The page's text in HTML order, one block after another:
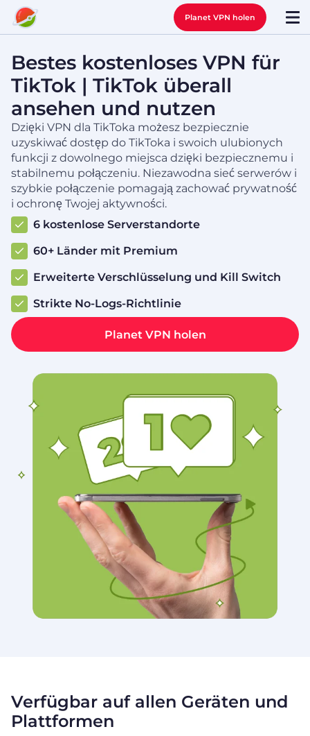
Planet VPN holen
Bestes kostenloses VPN für
TikTok | TikTok überall
ansehen und nutzen
Dzięki VPN dla TikToka możesz bezpiecznie
uzyskiwać dostęp do TikToka i swoich ulubionych
funkcji z dowolnego miejsca dzięki bezpiecznemu i
stabilnemu połączeniu. Niezawodna sieć serwerów i
szybkie połączenie pomagają zachować prywatność
i ochronę Twojej aktywności.
6 kostenlose Serverstandorte
60+ Länder mit Premium
Erweiterte Verschlüsselung und Kill Switch
Strikte No-Logs-Richtlinie
Planet VPN holen
Verfügbar auf allen Geräten und
Plattformen